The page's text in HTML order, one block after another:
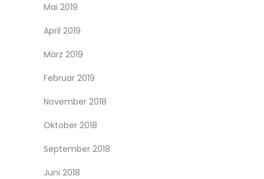
Mai 2019
April 2019
März 2019
Februar 2019
November 2018
Oktober 2018
September 2018
Juni 2018